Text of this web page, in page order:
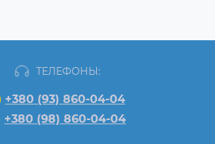
ТЕЛЕФОНЫ:
+380 (93) 860-04-04
+380 (98) 860-04-04